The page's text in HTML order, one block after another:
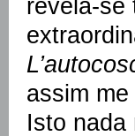
revela-se
assim
Isto nada